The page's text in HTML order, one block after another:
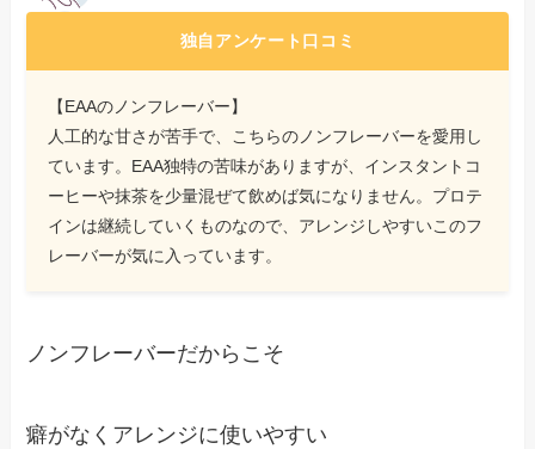
独自アンケート口コミ
【EAAのノンフレーバー】
人工的な甘さが苦手で、こちらのノンフレーバーを愛用し
ています。EAA独特の苦味がありますが、インスタントコ
ーヒーや抹茶を少量混ぜて飲めば気になりません。プロテ
インは継続していくものなので、アレンジしやすいこのフ
レーバーが気に入っています。
ノンフレーバーだからこそ
癖がなくアレンジに使いやすい